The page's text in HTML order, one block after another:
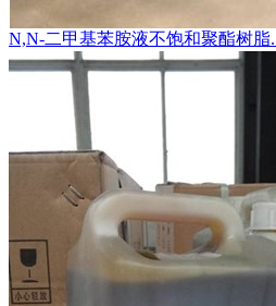
N,N-二甲基苯胺液不饱和聚酯树脂